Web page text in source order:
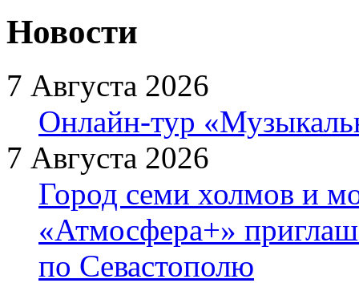
Новости
7 Августа 2026
Онлайн-тур
7 Августа 2026
Город семи холмов и
«Атмосфера+»
по Севастополю